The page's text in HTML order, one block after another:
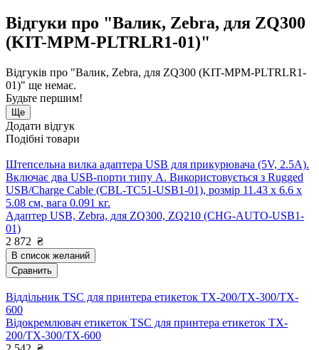
Відгуки про "Валик, Zebra, для ZQ300
(KIT-MPM-PLTRLR1-01)"
Відгуків про "Валик, Zebra, для ZQ300 (KIT-MPM-PLTRLR1-
01)" ще немає.
Будьте першим!
Ще
Додати відгук
Подібні товари
Штепсельна вилка адаптера USB для прикурювача (5V, 2.5A).
Включає два USB-порти типу A. Використовується з Rugged
USB/Charge Cable (CBL-TC51-USB1-01), розмір 11.43 x 6.6 x
5.08 см, вага 0.091 кг.
Адаптер USB, Zebra, для ZQ300, ZQ210 (CHG-AUTO-USB1-
01)
2 872 ₴
В список желаний
Сравнить
Віддільник TSC для принтера етикеток TX-200/TX-300/TX-
600
Відокремлювач етикеток TSC для принтера етикеток TX-
200/TX-300/TX-600